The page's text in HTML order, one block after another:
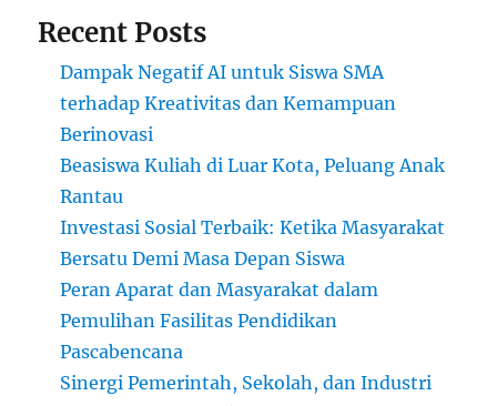
Recent Posts
Dampak Negatif AI untuk Siswa SMA
terhadap Kreativitas dan Kemampuan
Berinovasi
Beasiswa Kuliah di Luar Kota, Peluang Anak
Rantau
Investasi Sosial Terbaik: Ketika Masyarakat
Bersatu Demi Masa Depan Siswa
Peran Aparat dan Masyarakat dalam
Pemulihan Fasilitas Pendidikan
Pascabencana
Sinergi Pemerintah, Sekolah, dan Industri